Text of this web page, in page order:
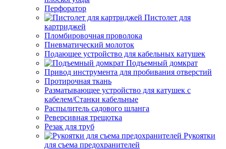
Перфоратор
Пистолет для
картриджей
Пломбировочная проволока
Пневматический молоток
Подающее устройство для кабельных катушек
Подъемный домкрат
Привод инструмента для пробивания отверстий
Протирочная ткань
Разматывающее устройство для катушек с
кабелем/Станки кабельные
Распылитель садового шланга
Реверсивная трещотка
Резак для труб
Рукоятки
для съема предохранителей